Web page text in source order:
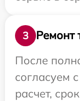
3
Ремонт
После
согласуем
расчет,